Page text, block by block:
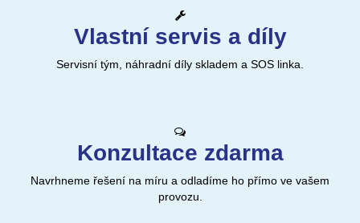
Vlastní servis a díly
Servisní tým, náhradní díly skladem a SOS linka.
Konzultace zdarma
Navrhneme řešení na míru a odladíme ho přímo ve vašem
provozu.